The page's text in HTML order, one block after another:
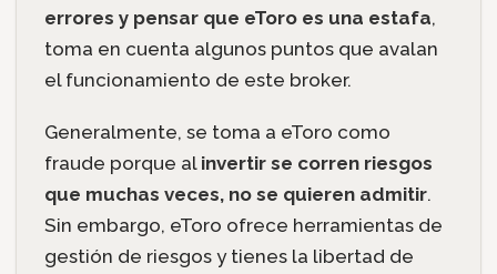
errores y pensar que eToro es una estafa,
toma en cuenta algunos puntos que avalan
el funcionamiento de este broker.
Generalmente, se toma a eToro como
fraude porque al invertir se corren riesgos
que muchas veces, no se quieren admitir.
Sin embargo, eToro ofrece herramientas de
gestión de riesgos y tienes la libertad de